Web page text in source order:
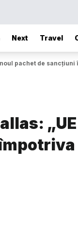
Next Travel
pachet de sancțiuni